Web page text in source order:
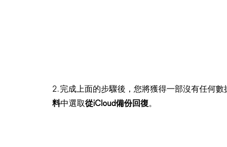
2. 完成上面的步驟後，您將獲得一部沒有任何
料中選取從iCloud備份回復。